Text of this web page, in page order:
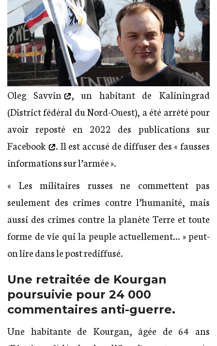
Oleg Savvin
, un habitant de Kaliningrad
(District fédéral du Nord-Ouest), a été arrêté pour
avoir reposté en 2022 des publications sur
Facebook
. Il est accusé de diffuser des « fausses
informations sur l’armée ».
« Les militaires russes ne commettent pas
seulement des crimes contre l’humanité, mais
aussi des crimes contre la planète Terre et toute
forme de vie qui la peuple actuellement… » peut-
on lire dans le post rediffusé.
Une retraitée de Kourgan
poursuivie pour 24 000
commentaires anti-guerre.
Une habitante de Kourgan, âgée de 64 ans